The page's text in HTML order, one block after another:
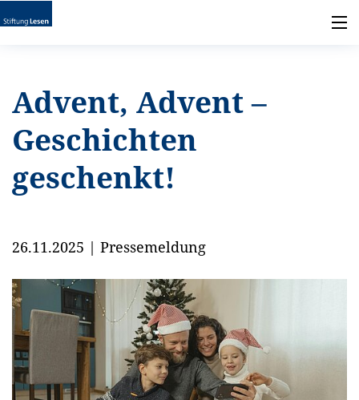
Advent, Advent –
Geschichten
geschenkt!
26.11.2025 | Pressemeldung